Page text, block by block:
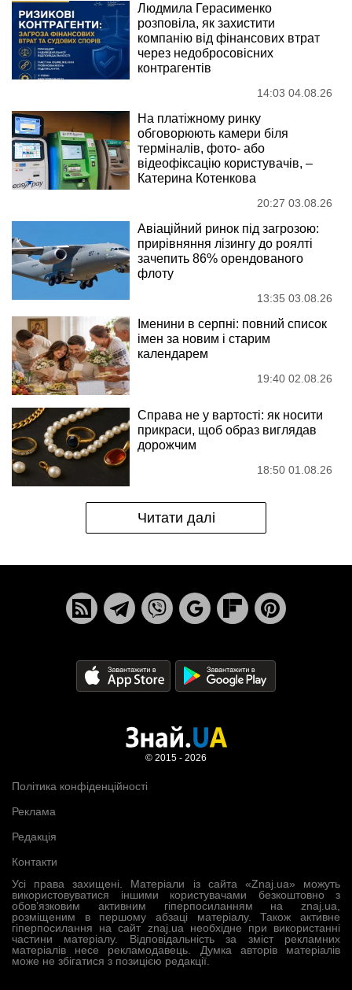
Людмила Герасименко
розповіла, як захистити
компанію від фінансових втрат
через недобросовісних
контрагентів
14:03 04.08.26
На платіжному ринку
обговорюють камери біля
терміналів, фото- або
відеофіксацію користувачів, –
Катерина Котенкова
20:27 03.08.26
Авіаційний ринок під загрозою:
прирівняння лізингу до роялті
зачепить 86% орендованого
флоту
13:35 03.08.26
Іменини в серпні: повний список
імен за новим і старим
календарем
19:40 02.08.26
Справа не у вартості: як носити
прикраси, щоб образ виглядав
дорожчим
18:50 01.08.26
Читати далі
Усі права захищені. Матеріали із сайта «Znaj.ua» можуть
використовуватися іншими користувачами безкоштовно з
обов’язковим активним гіперпосиланням на znaj.ua,
розміщеним в першому абзаці матеріалу. Також активне
гіперпосилання на сайт znaj.ua необхідне при використанні
частини матеріалу. Відповідальність за зміст рекламних
матеріалів несе рекламодавець. Думка авторів матеріалів
може не збігатися з позицією редакції.
Політика конфіденційності
Реклама
Редакція
Контакти
© 2015 - 2026